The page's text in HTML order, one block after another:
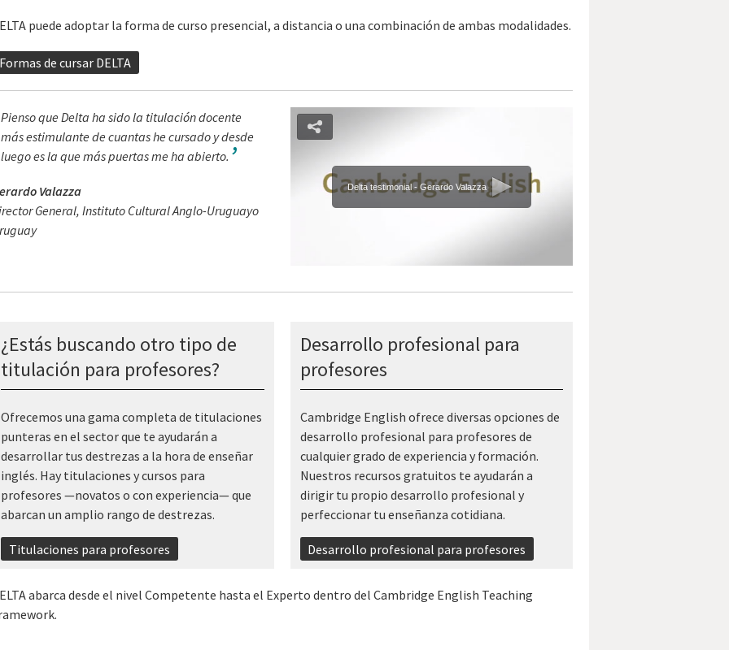
puede adoptar la forma de curso presencial, a distancia o una combinación de ambas modalidades.
de cursar DELTA
Pienso que Delta ha sido la titulación docente
más estimulante de cuantas he cursado y desde
luego es la que más puertas me ha abierto.
Valazza
General, Instituto Cultural Anglo-Uruguayo
Delta testimonial - Gerardo Valazza
¿Estás buscando otro tipo de
titulación para profesores?
Ofrecemos una gama completa de titulaciones
punteras en el sector que te ayudarán a
desarrollar tus destrezas a la hora de enseñar
inglés. Hay titulaciones y cursos para
profesores —novatos o con experiencia— que
abarcan un amplio rango de destrezas.
Titulaciones para profesores
Desarrollo profesional para
profesores
Cambridge English ofrece diversas opciones de
desarrollo profesional para profesores de
cualquier grado de experiencia y formación.
Nuestros recursos gratuitos te ayudarán a
dirigir tu propio desarrollo profesional y
perfeccionar tu enseñanza cotidiana.
Desarrollo profesional para profesores
abarca desde el nivel Competente hasta el Experto dentro del Cambridge English Teaching